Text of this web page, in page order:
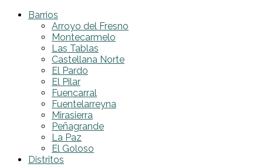
Barrios
Arroyo del Fresno
Montecarmelo
Las Tablas
Castellana Norte
El Pardo
El Pilar
Fuencarral
Fuentelarreyna
Mirasierra
Peñagrande
La Paz
El Goloso
Distritos